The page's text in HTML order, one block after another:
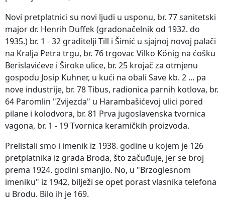
Novi pretplatnici su novi ljudi u usponu, br. 77 sanitetski
major dr. Henrih Duffek (gradonačelnik od 1932. do
1935.) br. 1 - 32 graditelji Till i Šimić u sjajnoj novoj palači
na Kralja Petra trgu, br. 76 trgovac Vilko König na ćošku
Berislavićeve i Široke ulice, br. 25 krojač za otmjenu
gospodu Josip Kuhner, u kući na obali Save kb. 2 ... pa
nove industrije, br. 78 Tibus, radionica parnih kotlova, br.
64 Paromlin "Zvijezda" u Harambašićevoj ulici pored
pilane i kolodvora, br. 81 Prva jugoslavenska tvornica
vagona, br. 1 - 19 Tvornica keramičkih proizvoda.
Prelistali smo i imenik iz 1938. godine u kojem je 126
pretplatnika iz grada Broda, što začuđuje, jer se broj
prema 1924. godini smanjio. No, u "Brzoglesnom
imeniku" iz 1942, bilježi se opet porast vlasnika telefona
u Brodu. Bilo ih je 169.